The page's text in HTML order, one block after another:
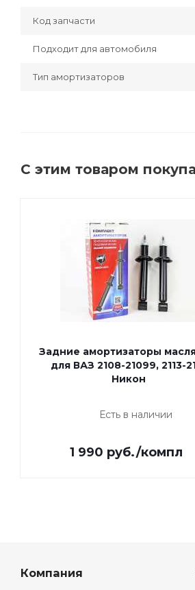
Код запчасти
Подходит для автомобиля
Тип амортизаторов
С этим товаром
Задние амортизаторы
для ВАЗ 2108-21099, 2113-
Никон
Есть в наличии
1 990 руб./компл
Компания